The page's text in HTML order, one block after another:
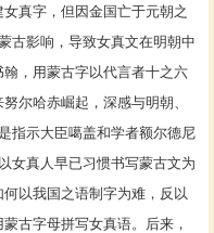
女真字，但因金国亡于元朝之
古影响，导致女真文在明朝中
翰，用蒙古字以代言者十之六
尔哈赤崛起，深感与明朝、
指示大臣噶盖和学者额尔德尼
女真人早已习惯书写蒙古文为
何以我国之语制字为难，反以
古字母拼写女真语。后来，